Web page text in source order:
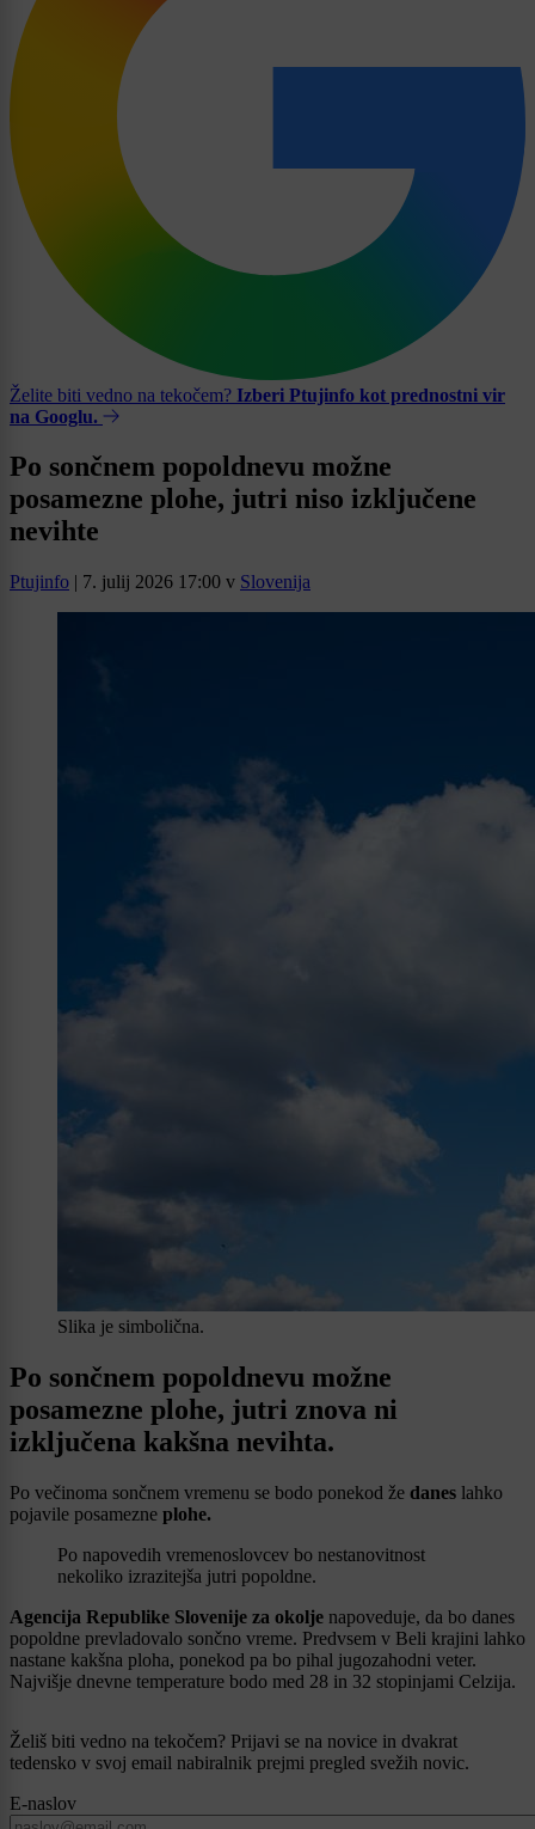
Želite biti vedno na tekočem? Izberi Ptujinfo kot prednostni vir
na Googlu.
Po sončnem popoldnevu možne
posamezne plohe, jutri niso izključene
nevihte
Ptujinfo | 7. julij 2026 17:00 v Slovenija
Slika je simbolična.
Po sončnem popoldnevu možne
posamezne plohe, jutri znova ni
izključena kakšna nevihta.
Po večinoma sončnem vremenu se bodo ponekod že danes lahko
pojavile posamezne plohe.
Po napovedih vremenoslovcev bo nestanovitnost
nekoliko izrazitejša jutri popoldne.
Agencija Republike Slovenije za okolje napoveduje, da bo danes
popoldne prevladovalo sončno vreme. Predvsem v Beli krajini lahko
nastane kakšna ploha, ponekod pa bo pihal jugozahodni veter.
Najvišje dnevne temperature bodo med 28 in 32 stopinjami Celzija.
Želiš biti vedno na tekočem? Prijavi se na novice in dvakrat
tedensko v svoj email nabiralnik prejmi pregled svežih novic.
E-naslov